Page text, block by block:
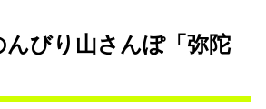
んびり山さんぽ「弥陀